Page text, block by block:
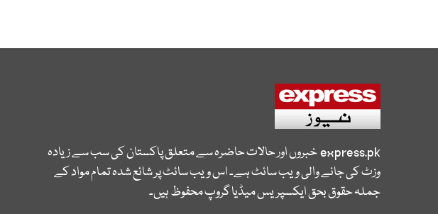
express.pkخبروں اور حالات حاضرہ سے متعلق پاکستان کی سب سے زیادہ
وزٹ کی جانے والی ویب سائٹ ہے۔ اس ویب سائٹ پر شائع شدہ تمام مواد کے
جملہ حقوق بحق ایکسپریس میڈیا گروپ محفوظ ہیں۔